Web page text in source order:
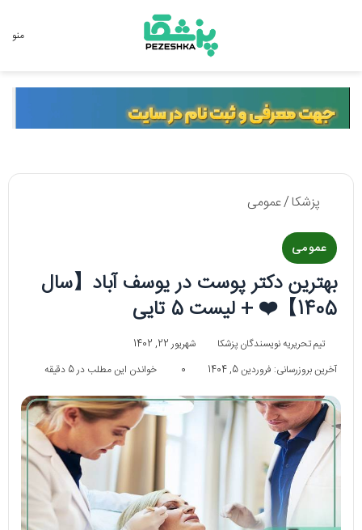
منو
پزشکا/عمومی
عمومی
بهترین دکتر پوست در یوسف آباد【سال
1405】❤️ + لیست 5 تایی
تیم تحریریه نویسندگان پزشکا
شهریور 22, 1402
آخرین بروزرسانی: فروردین 5, 1404
0 خواندن این مطلب در 5 دقیقه